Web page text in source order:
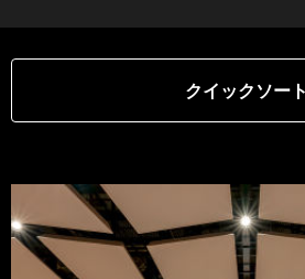
クイックソート